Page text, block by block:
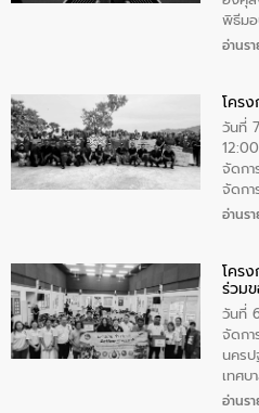
เพื่อถ
เจ้าสิ
พิธีม
ทำเนี
ทองค
ผู้ใหญ่
โอวา
อ่านร
โครง
วันที่
จัดกา
จัดกา
ร่วมโ
ประช
เทศบ
คุณภา
น้อย
เสียส
5 คน
ชายห
อ่านร
โคร
ร่วม
แก้ไ
วันที่
จัดกา
นคร
เทศ
กิจกร
อ่านร